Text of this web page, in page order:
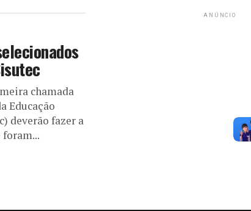
chamada
Educação
deverão fazer a
ANÚNCIO